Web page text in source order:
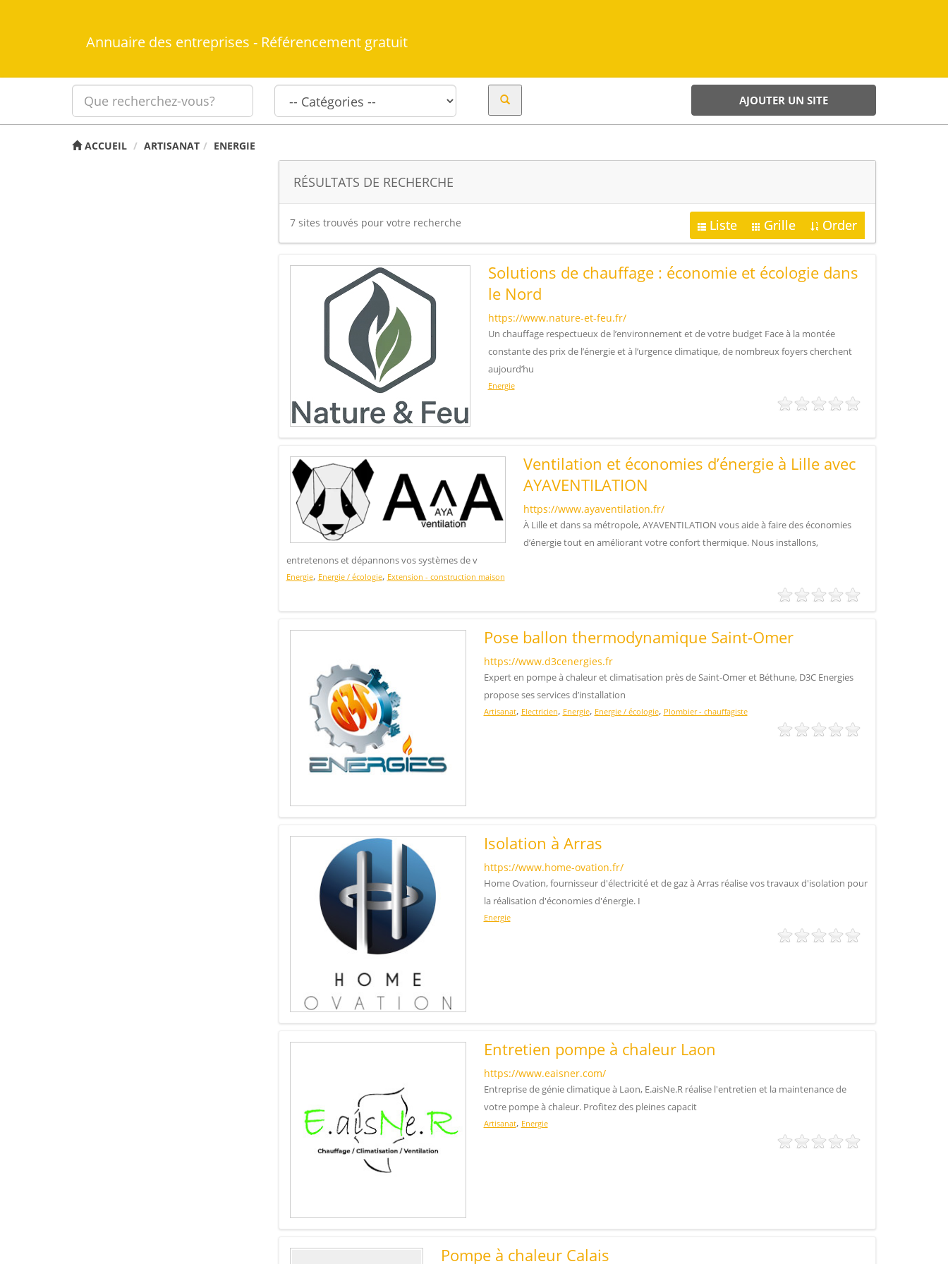
Annuaire des entreprises - Référencement gratuit
AJOUTER UN SITE
ACCUEIL ARTISANAT ENERGIE
RÉSULTATS DE RECHERCHE
7 sites trouvés pour votre recherche Liste Grille Order
Solutions de chauffage : économie et écologie dans
le Nord
https://www.nature-et-feu.fr/
Un chauffage respectueux de l’environnement et de votre budget Face à la montée
constante des prix de l’énergie et à l’urgence climatique, de nombreux foyers cherchent
aujourd’hu
Energie
Ventilation et économies d’énergie à Lille avec
AYAVENTILATION
https://www.ayaventilation.fr/
À Lille et dans sa métropole, AYAVENTILATION vous aide à faire des économies
d’énergie tout en améliorant votre confort thermique. Nous installons,
entretenons et dépannons vos systèmes de v
Energie, Energie / écologie, Extension - construction maison
Pose ballon thermodynamique Saint-Omer
https://www.d3cenergies.fr
Expert en pompe à chaleur et climatisation près de Saint-Omer et Béthune, D3C Energies
propose ses services d’installation
Artisanat, Electricien, Energie, Energie / écologie, Plombier - chauffagiste
Isolation à Arras
https://www.home-ovation.fr/
Home Ovation, fournisseur d'électricité et de gaz à Arras réalise vos travaux d'isolation pour
la réalisation d'économies d'énergie. I
Energie
Entretien pompe à chaleur Laon
https://www.eaisner.com/
Entreprise de génie climatique à Laon, E.aisNe.R réalise l'entretien et la maintenance de
votre pompe à chaleur. Profitez des pleines capacit
Artisanat, Energie
Pompe à chaleur Calais